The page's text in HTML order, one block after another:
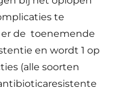
te
er de toenemende
en wordt 1 op
(alle soorten